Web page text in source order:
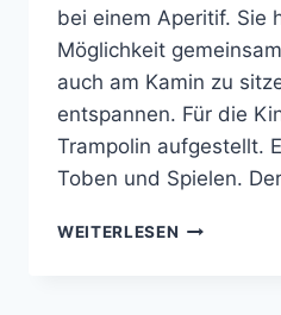
bei einem Aperitif. Sie
Möglichkeit
auch am Kamin zu
entspannen. Für die
Trampolin aufgestellt.
Toben und Spielen.
WEITERLESEN DIE